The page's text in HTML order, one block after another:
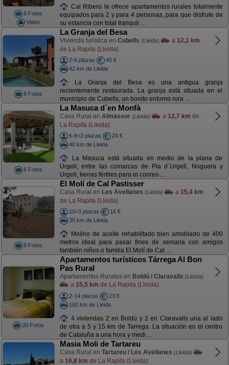
8 Fotos
Video
Cal Ribero le ofrece apartamentos rurales totalmente
equipados para 2 y para 4 personas, para que disfrute de
su estancia con total tranquil ...
8 Fotos
La Granja del Besa
Vivienda turística en Cubells (Lleida) a 12,1 km
de La Rapita (Lleida)
2-6 plazas
40 €
42 km de Lleida
La Granja del Besa es una antigua granja
recientemente restaurada. La granja está situada en el
municipio de Cubells, un bonito entorno rura ...
6 Fotos
La Masuca d´en Monfà
Casa Rural en Almassor (Lleida) a 12,7 km de
La Rapita (Lleida)
6-8+2 plazas
24 €
40 km de Lleida
La Masuca está situada en medio de la plana de
Urgell, entre las comarcas de Pla d´Urgell, Noguera y
Urgell, tierras fértiles para el conreo ...
8 Fotos
El Molí de Cal Pastisser
Casa Rural en Les Avellanes (Lleida) a 15,4 km
de La Rapita (Lleida)
10+3 plazas
16 €
30 km de Lleida
Molino de aceite rehabilitado bien amoblado de 400
metros ideal para pasar fines de semana con amigos
también niños o familia El Molí de Cal ...
20 Fotos
Apartamentos turísticos Tárrega Al Bon
Pas Rural
Apartamentos Rurales en Boldú / Claravalls (Lleida)
a 15,5 km de La Rapita (Lleida)
2-14 plazas
23 €
100 km de Lleida
4 viviendas 2 en Boldú y 2 en Claravalls una al lado
de otra a 5 y 15 km de Tarrega. La situación en el centro
de Cataluña a una hora y medi ...
Masia Moli de Tartareu
Casa Rural en Tartareu / Les Avellanes (Lleida)
a 16,8 km de La Rapita (Lleida)